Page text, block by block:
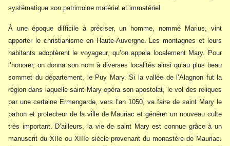
systématique son patrimoine matériel et immatériel
À une époque difficile à préciser, un homme, nommé Marius, vint
apporter le christianisme en Haute-Auvergne. Les montagnes et leurs
habitants adoptèrent le voyageur, qu’on appela localement Mary. Pour
l’honorer, on donna son nom à diverses localités ainsi qu’au plus beau
sommet du département, le Puy Mary. Si la vallée de l’Alagnon fut la
région dans laquelle saint Mary opéra son apostolat, le vol des reliques
par une certaine Ermengarde, vers l’an 1050, va faire de saint Mary le
patron et protecteur de la ville de Mauriac et générer un nouveau culte
très important. D’ailleurs, la vie de saint Mary est connue grâce à un
manuscrit du XIIe ou XIIIe siècle provenant du monastère de Mauriac.